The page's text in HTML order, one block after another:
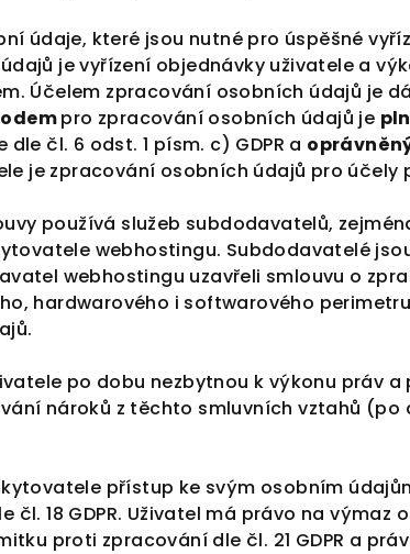
údaje, které jsou nutné pro úspěšné
je vyřízení objednávky uživatele a
Účelem zpracování osobních údajů je
pro zpracování osobních údajů je
dle čl. 6 odst. 1 písm. c) GDPR a
je zpracování osobních údajů pro
používá služeb subdodavatelů,
webhostingu. Subdodavatelé
webhostingu uzavřeli smlouvu o
hardwarového i softwarového
po dobu nezbytnou k výkonu práv
nároků z těchto smluvních vztahů (po
přístup ke svým osobním
čl. 18 GDPR. Uživatel má právo na
proti zpracování dle čl. 21 GDPR a